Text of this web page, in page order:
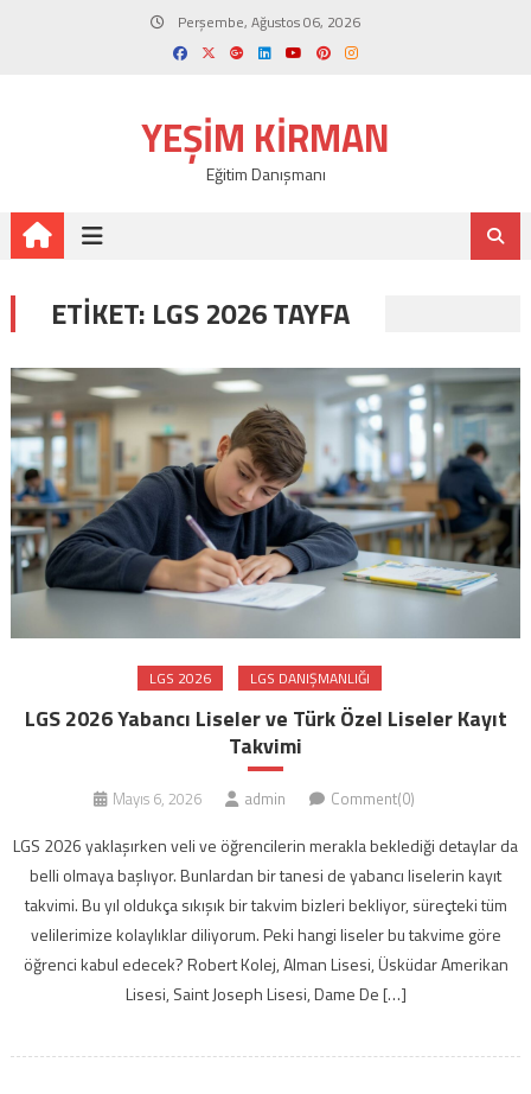
Perşembe, Ağustos 06, 2026
YEŞIM KIRMAN
Eğitim Danışmanı
ETIKET: LGS 2026 TAYFA
LGS 2026 LGS DANIŞMANLIĞI
LGS 2026 Yabancı Liseler ve Türk Özel Liseler Kayıt
Takvimi
Mayıs 6, 2026 admin Comment(0)
LGS 2026 yaklaşırken veli ve öğrencilerin merakla beklediği detaylar da
belli olmaya başlıyor. Bunlardan bir tanesi de yabancı liselerin kayıt
takvimi. Bu yıl oldukça sıkışık bir takvim bizleri bekliyor, süreçteki tüm
velilerimize kolaylıklar diliyorum. Peki hangi liseler bu takvime göre
öğrenci kabul edecek? Robert Kolej, Alman Lisesi, Üsküdar Amerikan
Lisesi, Saint Joseph Lisesi, Dame De […]